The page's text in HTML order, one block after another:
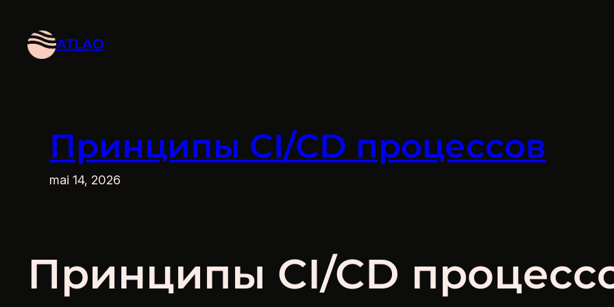
contenu
ATLAO
Принципы CI/CD процессов
mai 14, 2026
Принципы CI/CD